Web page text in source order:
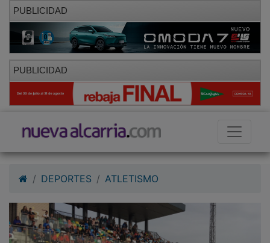
PUBLICIDAD
PUBLICIDAD
DEPORTES ATLETISMO